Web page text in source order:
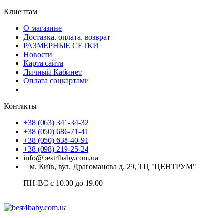
Клиентам
О магазине
Доставка, оплата, возврат
РАЗМЕРНЫЕ СЕТКИ
Новости
Карта сайта
Личный Кабинет
Оплата соцкартами
Контакты
+38 (063) 341-34-32
+38 (050) 686-71-41
+38 (050) 638-40-91
+38 (098) 219-25-24
info@best4baby.com.ua
м. Київ, вул. Драгоманова д. 29, ТЦ "ЦЕНТРУМ"
ПН-ВС с 10.00 до 19.00